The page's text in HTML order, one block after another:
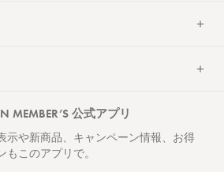
MEMBER’S 公式アプリ
示や新商品、キャンペーン情報、お得
もこのアプリで。